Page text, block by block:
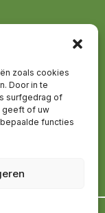
zoals cookies
Door in te
surfgedrag of
geeft of uw
functies